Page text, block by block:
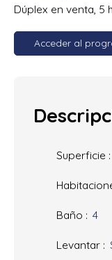
Dúplex en venta, 5
Acceder al
Superficie :
Baño : 4
Levantar :